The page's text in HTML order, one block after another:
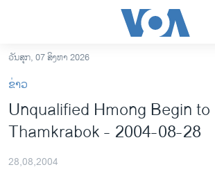
ເຂົ້າ
ຫາ
ຂ້າມ
ຂ້າມ
ຫາ
ອາເມຣິກາ
ຂ່າວ​ຈີນ
ວັນສຸກ, 07 ສິງຫາ 2026
ຂ່າວ
Unqualified Hmong Begin
Thamkrabok - 2004-08-28
28,08,2004